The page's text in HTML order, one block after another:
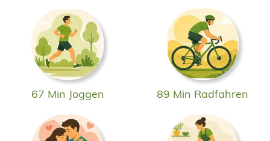
67 Min Joggen 89 Min Radfahren